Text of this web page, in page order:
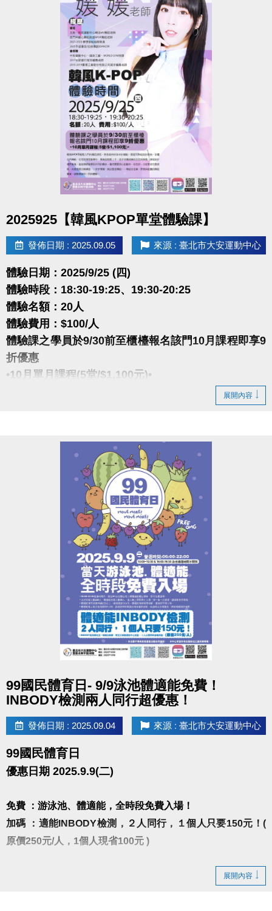
舞步簡單好記，零基礎也能慢慢跟上。
潮流舞動有氧
體驗日期：2025/9/22 (一)
體驗時段：20:30-21:25
體驗名額：30位(6人開班 )
體驗費用：$100/人
本課程使用近期華語、韓風、臺語、抖音舞等流行音
每首歌一段旋律一組舞蹈動作，整堂課有14首歌，
讓你在一堂課內感受到舞曲大帝國的混搭，
吧。
很重要!很重要!很重要!
報名請先註冊【會員資料】
點我註冊、課程傳送門(新開視窗)
大安有APP囉!可以報名課程喔~
長佳Sports+ APP
點我APPLE APP傳送門
​點我google play APP傳送門(新開視窗)
舞齡22年、教學19年
• 現職大安、新店運動中心、The YOGA H.教室
• 第一屆全球流行音樂金榜開場舞(蔡依林美人計)
• AFAA-PC 基礎團體有氧指導員證照(美國有氧體適能
• iParty 愛派對認證師資
• iEnergy 愛塑身認證師資
• iYoma 瑜珈提斯與滾筒認證師資
• ZUMBA -B1,B2認證師資
• 李和音老師拉丁有氧師資培訓
2025925【韓風KPOP單堂體驗課】
發佈日期 : 2025.09.05 來源 : 臺北市大安運動中心
體驗日期：2025/9/25 (四)
體驗時段：18:30-19:25、19:30-20:25
體驗名額：20人
體驗費用：$100/人
體驗課之學員於9/30前至櫃檯報名該門10月課程即享9
折優惠
•10月單月課程(5堂/$1,100元)•
https://www.cjcf.com.tw/CG02.aspx
https://www.cjcf.com.tw/CG02.aspx
大安有APP囉!可以報名課程喔~
長佳Sports+ APP傳送門⬇
APPLE APP傳送門 點我(新開視窗)
傳送門 點我 (新開視窗)
五股、新莊運動中心韓流MV舞蹈老師
西門艸創心舞蹈教室KPOP舞蹈老師
2021-2025 夢想家啦啦隊隊員
【曾任職】
中和運動中心、健身工廠、WORLD GYM授課
2017台新銀行尾牙編舞老師
2015-2019貫理工業股份有限公司尾牙編舞老師
韓風K-POP是輕鬆入門的舞蹈課程，更是維持好身材
的運動！
在老師清楚教學中，學員能輕鬆上手，逐步培養跳舞
的自信與樂趣。
課程設計循序漸進，每堂課都能學到不同的舞步。
雖然需要用心記動作，但並非一次就要背完整首歌，
而是透過分解練習，一步步累積，跳出整首舞蹈。
一場結合音樂、節奏與能量的舞蹈饗宴，誠摯邀請你
展開內容
99國民體育日- 9/9泳池體適能免費！
INBODY檢測兩人同行超優惠！
發佈日期 : 2025.09.04 來源 : 臺北市大安運動中心
99國民體育日
優惠日期 2025.9.9(二)
免費 ：游泳池、體適能，全時段免費入場！
加碼 ：適能INBODY檢測，２人同行，１個人只要150元！(
原價250元/人，1個人現省100元 )
※INBODY檢測請先至一樓櫃台購票，再至三樓體適能
展開內容